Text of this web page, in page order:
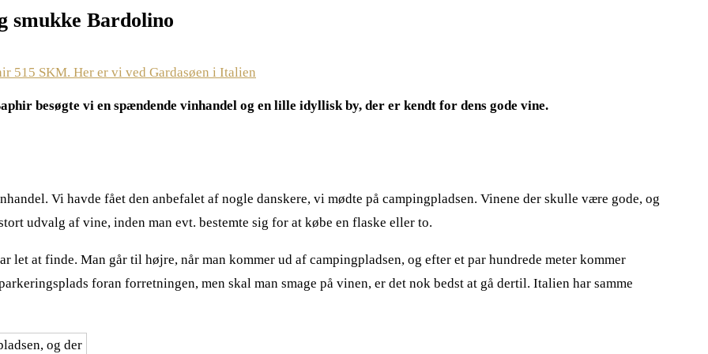
smukke Bardolino
besøgte vi en spændende vinhandel og en lille idyllisk by, der er kendt for dens gode vine.
Vi havde fået den anbefalet af nogle danskere, vi mødte på campingpladsen. Vinene der skulle være gode, og
udvalg af vine, inden man evt. bestemte sig for at købe en flaske eller to.
let at finde. Man går til højre, når man kommer ud af campingpladsen, og efter et par hundrede meter kommer
foran forretningen, men skal man smage på vinen, er det nok bedst at gå dertil. Italien har samme